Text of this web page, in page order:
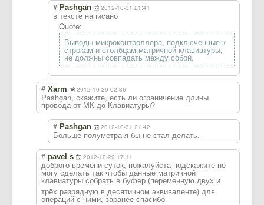
# Pashgan 2012-10-31 21:41
в тексте написано
Quote:
Выводы микроконтроллера, подключенные к
строкам и столбцам матричной клавиатуры,
не должны совпадать между собой.
# Xarm 2012-10-29 02:36
Pashgan, скажите, есть ли ограничение длины
провода от МК до Клавиатуры?
# Pashgan 2012-10-31 21:42
Больше полуметра я бы не стал делать.
# pavel s 2012-12-29 17:11
доброго времени суток, пожалуйста подскажите не
могу сделать так чтобы данные матричной
клавиатуры собрать в буфер (переменную,двух и
трёх разрядную в десятичном эквиваленте) для
операций с ними, заранее спасибо